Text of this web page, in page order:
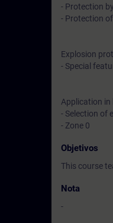
- Protection
- Protection
Explosion
- Special
Application
- Selection of
- Zone 0
Objetivos
This course
Nota
-